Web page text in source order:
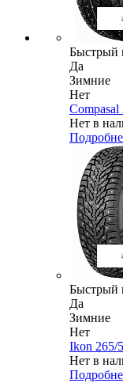
Быстрый
Да
Зимние
Нет
Нет в
Быстрый
Да
Зимние
Нет
Ikon 265/
Нет в